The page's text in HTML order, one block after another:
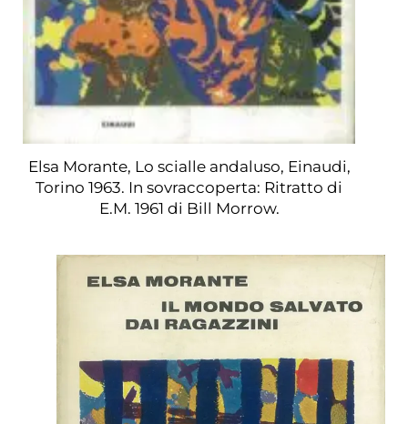
Elsa Morante, Lo scialle andaluso, Einaudi,
Torino 1963. In sovraccoperta: Ritratto di
E.M. 1961 di Bill Morrow.